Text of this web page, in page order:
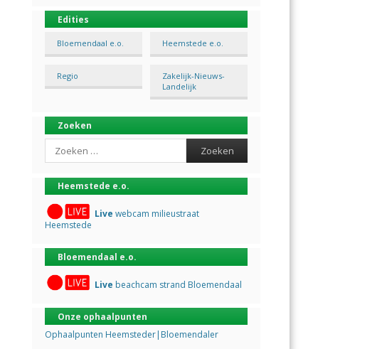
Edities
Bloemendaal e.o. Heemstede e.o.
Regio
Zakelijk-Nieuws-
Landelijk
Zoeken
Search
Heemstede e.o.
Live webcam milieustraat
Heemstede
Bloemendaal e.o.
Live beachcam strand Bloemendaal
Onze ophaalpunten
Ophaalpunten Heemsteder|Bloemendaler